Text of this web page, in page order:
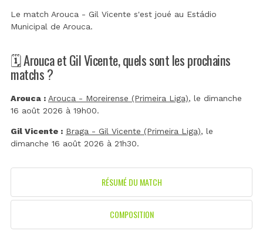
Le match Arouca - Gil Vicente s'est joué au Estádio
Municipal de Arouca.
🗓️ Arouca et Gil Vicente, quels sont les prochains
matchs ?
Arouca : Arouca - Moreirense (Primeira Liga), le dimanche
16 août 2026 à 19h00.
Gil Vicente : Braga - Gil Vicente (Primeira Liga), le
dimanche 16 août 2026 à 21h30.
RÉSUMÉ DU MATCH
COMPOSITION